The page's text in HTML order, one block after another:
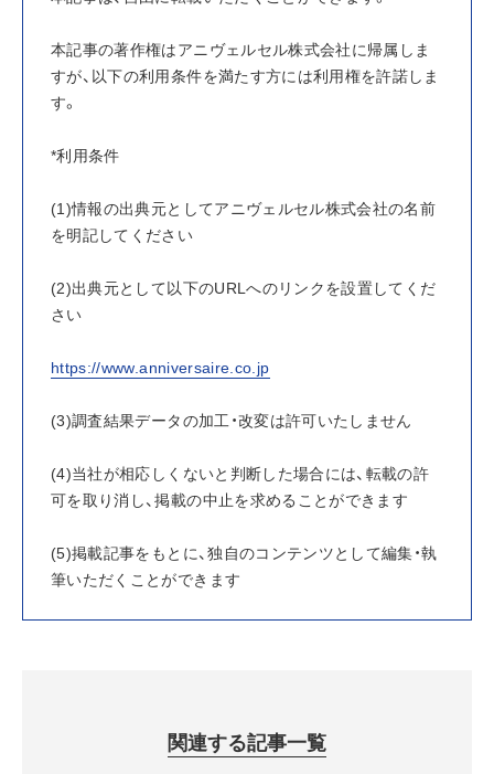
本記事の著作権はアニヴェルセル株式会社に帰属しま
すが、以下の利用条件を満たす方には利用権を許諾しま
す。
*利用条件
(1)情報の出典元としてアニヴェルセル株式会社の名前
を明記してください
(2)出典元として以下のURLへのリンクを設置してくだ
さい
https://www.anniversaire.co.jp
(3)調査結果データの加工・改変は許可いたしません
(4)当社が相応しくないと判断した場合には、転載の許
可を取り消し、掲載の中止を求めることができます
(5)掲載記事をもとに、独自のコンテンツとして編集・執
筆いただくことができます
関連する記事一覧